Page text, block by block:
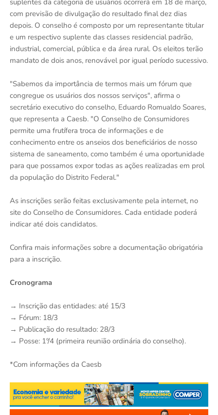
com previsão de divulgação do resultado final dez dias
depois. O conselho é composto por um representante titular
e um respectivo suplente das classes residencial padrão,
industrial, comercial, pública e da área rural. Os eleitos terão
mandato de dois anos, renovável por igual período sucessivo.
"Sabemos da importância de termos mais um fórum que
congregue os usuários dos nossos serviços", afirma o
secretário executivo do conselho, Eduardo Romualdo Soares,
que representa a Caesb. "O Conselho de Consumidores
permite uma frutífera troca de informações e de
conhecimento entre os anseios dos beneficiários de nosso
sistema de saneamento, como também é uma oportunidade
para que possamos expor todas as ações realizadas em prol
da população do Distrito Federal."
As inscrições serão feitas exclusivamente pela internet, no
site do Conselho de Consumidores. Cada entidade poderá
indicar até dois candidatos.
Confira mais informações sobre a documentação obrigatória
para a inscrição.
Cronograma
→ Inscrição das entidades: até 15/3
→ Fórum: 18/3
→ Publicação do resultado: 28/3
→ Posse: 1º/4 (primeira reunião ordinária do conselho).
*Com informações da Caesb